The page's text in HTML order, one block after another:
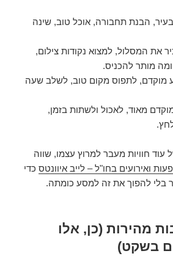
הבנת תחבורה, אוכל טוב, שינה
את המסלול, למצוא נקודות צילום,
ומה מותר להכניס.
מוקדם, לתפוס מקום טוב, לשלב שעה
מאוד, לאכול ולשתות בזמן,
חוויות מעבר למרוץ עצמו, שווה
ואירועים בחו"ל – לייב איוונטס כדי
בלי להפוך את זה למסע כומתה.
מהירות (כן, אלו
בשקט)